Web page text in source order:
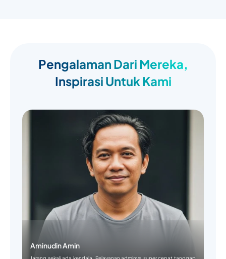
Pengalaman Dari Mereka,
Inspirasi Untuk Kami
Aminudin Amin
Jarang sekali ada kendala. Pelayanan adminya super cepat tanggap